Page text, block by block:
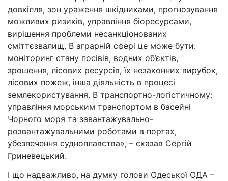
довкілля, зон ураження шкідниками, прогнозування
можливих ризиків, управління біоресурсами,
вирішення проблеми несанкціонованих
сміттєзвалищ. В аграрній сфері це може бути:
моніторинг стану посівів, водних об’єктів,
зрошення, лісових ресурсів, їх незаконних вирубок,
лісових пожеж, інша діяльність в процесі
землекористування. В транспортно-логістичному:
управління морським транспортом в басейні
Чорного моря та завантажувально-
розвантажувальними роботами в портах,
убезпечення судноплавства», – сказав Сергій
Гриневецький.
І що надважливо, на думку голови Одеської ОДА –